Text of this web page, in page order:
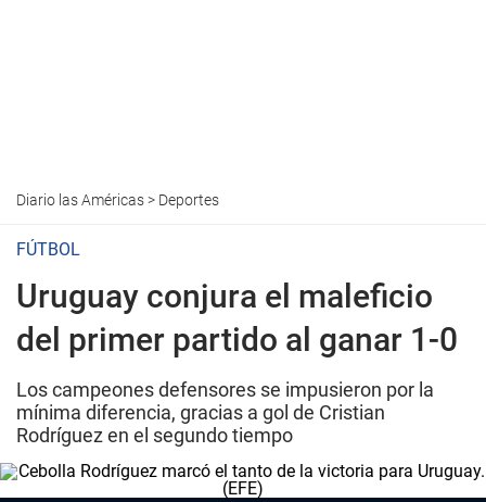
Diario las Américas> Deportes
FÚTBOL
Uruguay conjura el maleficio
del primer partido al ganar 1-0
Los campeones defensores se impusieron por la
mínima diferencia, gracias a gol de Cristian
Rodríguez en el segundo tiempo